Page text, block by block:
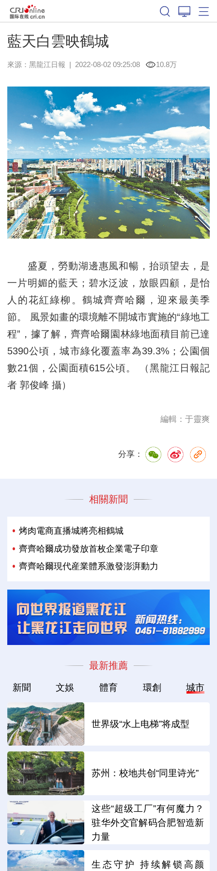
藍天白雲映鶴城
來源： 黑龍江日報 | 2022-08-02 09:25:08 10.8万
盛夏，勞動湖邊惠風和暢，抬頭望去，是
一片明媚的藍天；碧水泛波，放眼四顧，是怡
人的花紅綠柳。鶴城齊齊哈爾，迎來最美季
節。 風景如畫的環境離不開城市實施的“綠地工
程”，據了解，齊齊哈爾園林綠地面積目前已達
5390公頃，城市綠化覆蓋率為39.3%；公園個
數21個，公園面積615公頃。 （黑龍江日報記
者 郭俊峰 攝）
編輯：于靈爽
分享：
相關新聞
烤肉電商直播城將亮相鶴城
齊齊哈爾成功發放首枚企業電子印章
齊齊哈爾現代産業體系激發澎湃動力
最新推薦
新聞 文娛 體育 環創 城市
世界级“水上电梯”将成型
苏州：校地共创“同里诗光”
这些“超级工厂”有何魔力？
驻华外交官解码合肥智造新
力量
生态守护 持续解锁高颜